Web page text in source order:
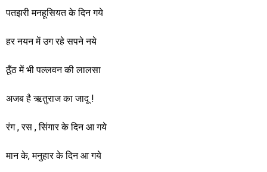
पतझरी मनहूसियत के दिन गये
हर नयन में उग रहे सपने नये
ठूँठ में भी पल्लवन की लालसा
अजब है ऋतुराज का जादू !
रंग , रस , सिंगार के दिन आ गये
मान के, मनुहार के दिन आ गये